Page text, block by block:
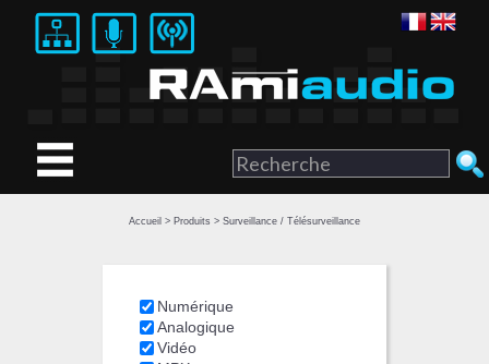
Accueil > Produits > Surveillance / Télésurveillance
Numérique
Analogique
Vidéo